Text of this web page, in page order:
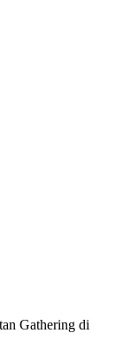
Gathering di